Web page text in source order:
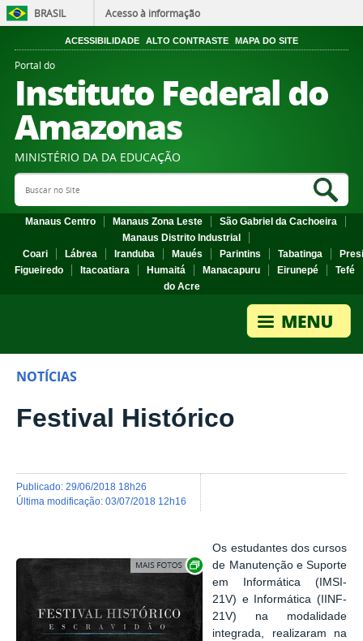
BRASIL Acesso à informação
ACESSIBILIDADE ALTO CONTRASTE MAPA DO SITE
Portal do
Instituto Federal do
Amazonas
MINISTÉRIO DA DA EDUCAÇÃO
Search Site
Manaus Centro Manaus Zona Leste
São Gabriel da Cachoeira
Manaus Distrito Industrial
Coari
Lábrea Iranduba Maués Parintins Tabatinga
Figueiredo
Itacoatiara Humaitá Manacapuru Eirunepé
Tefé
do Acre
NOTÍCIAS
Festival Histórico
publicado: 29/06/2018 18h26
última modificação: 03/07/2018 12h16
Show image carousel
Os estudantes dos cursos
de Manutenção e Suporte
em Informática (IMSI-
21V) e Informática (IINF-
21V) na modalidade
integrada, realizaram na